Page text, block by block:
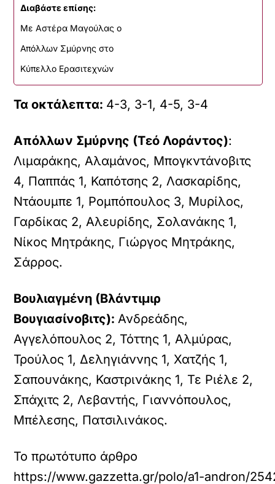
Διαβάστε επίσης:
Με Αστέρα Μαγούλας o
Απόλλων Σμύρνης στο
Κύπελλο Ερασιτεχνών
Τα οκτάλεπτα: 4-3, 3-1, 4-5, 3-4
Απόλλων Σμύρνης (Τεό Λοράντος):
Λιμαράκης, Αλαμάνος, Μπογκντάνοβιτς
4, Παππάς 1, Καπότσης 2, Λασκαρίδης,
Ντάουμπε 1, Ρομπόπουλος 3, Μυρίλος,
Γαρδίκας 2, Αλευρίδης, Σολανάκης 1,
Νίκος Μητράκης, Γιώργος Μητράκης,
Σάρρος.
Βουλιαγμένη (Βλάντιμιρ
Βουγιασίνοβιτς):Ανδρεάδης,
Αγγελόπουλος 2, Τόττης 1, Αλμύρας,
Τρούλος 1, Δεληγιάννης 1, Χατζής 1,
Σαπουνάκης, Καστρινάκης 1, Τε Ριέλε 2,
Σπάχιτς 2, Λεβαντής, Γιαννόπουλος,
Μπέλεσης, Πατσιλινάκος.
Το πρωτότυπο άρθρο
https://www.gazzetta.gr/polo/a1-andron/